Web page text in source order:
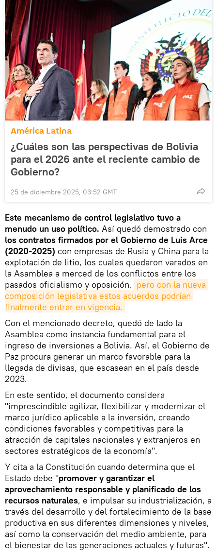
América Latina
¿Cuáles son las perspectivas de Bolivia
para el 2026 ante el reciente cambio de
Gobierno?
25 de diciembre 2025, 03:52 GMT
Este mecanismo de control legislativo tuvo a
menudo un uso político. Así quedó demostrado con
los contratos firmados por el Gobierno de Luis Arce
(2020-2025) con empresas de Rusia y China para la
explotación de litio, los cuales quedaron varados en
la Asamblea a merced de los conflictos entre los
pasados oficialismo y oposición, pero con la nueva
composición legislativa estos acuerdos podrían
finalmente entrar en vigencia.
Con el mencionado decreto, quedó de lado la
Asamblea como instancia fundamental para el
ingreso de inversiones a Bolivia. Así, el Gobierno de
Paz procura generar un marco favorable para la
llegada de divisas, que escasean en el país desde
2023.
En este sentido, el documento considera
"imprescindible agilizar, flexibilizar y modernizar el
marco jurídico aplicable a la inversión, creando
condiciones favorables y competitivas para la
atracción de capitales nacionales y extranjeros en
sectores estratégicos de la economía".
Y cita a la Constitución cuando determina que el
Estado debe "promover y garantizar el
aprovechamiento responsable y planificado de los
recursos naturales, e impulsar su industrialización, a
través del desarrollo y del fortalecimiento de la base
productiva en sus diferentes dimensiones y niveles,
así como la conservación del medio ambiente, para
el bienestar de las generaciones actuales y futuras".